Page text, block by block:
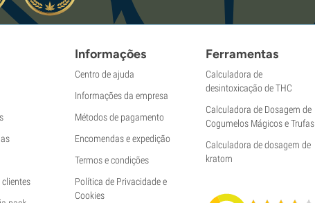
Informações
Centro de ajuda
Informações da empresa
Métodos de pagamento
Encomendas e expedição
Termos e condições
Política de Privacidade e
Cookies
Ferramentas
Calculadora de
desintoxicação de THC
Calculadora de Dosagem de
Cogumelos Mágicos e Trufas
Calculadora de dosagem de
kratom